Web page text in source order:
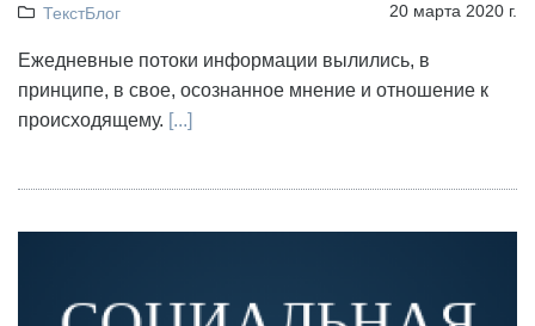
ТекстБлог 20 марта 2020 г.
Ежедневные потоки информации вылились, в
принципе, в свое, осознанное мнение и отношение к
происходящему. [...]